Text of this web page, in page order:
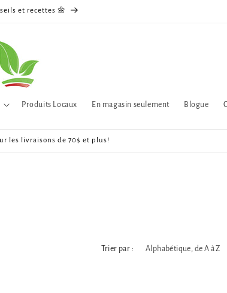
et recettes 🌼
Produits Locaux En magasin seulement Blogue
les livraisons de 70$ et plus!
Trier par :